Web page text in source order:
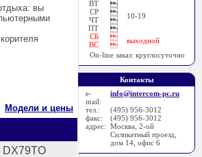
вы
Модели и цены
DX79TO
ВТ
СР
ЧТ
ПТ
СБ
ВС






10-19
выходной
On-line заказ: круглосуточно
Контакты
e-
mail:
info@intercom-pc.ru
тел.:
(495) 956-3012
факс:
(495) 956-3012
адрес: Москва, 2-ой
Силикатный проезд,
дом 14, офис 6